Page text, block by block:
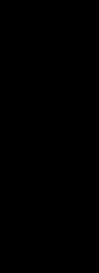
engelleyen
kaynaklı sifon
katı maddelerin